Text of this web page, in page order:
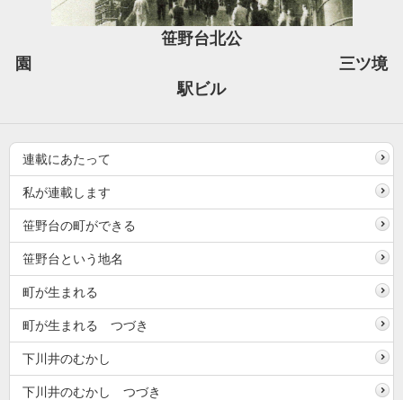
笹野台北公
園
三ツ境
駅ビル
連載にあたって
私が連載します
笹野台の町ができる
笹野台という地名
町が生まれる
町が生まれる つづき
下川井のむかし
下川井のむかし つづき